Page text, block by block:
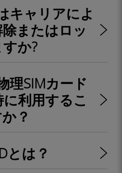
キャリアによ
またはロッ
か?
理SIMカード
に利用するこ
？
とは？